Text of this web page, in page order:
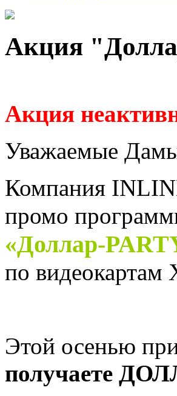
Акция
Акция
Уважаемые
Компания
промо
«Доллар-
по видеокартам
Этой осенью
получаете